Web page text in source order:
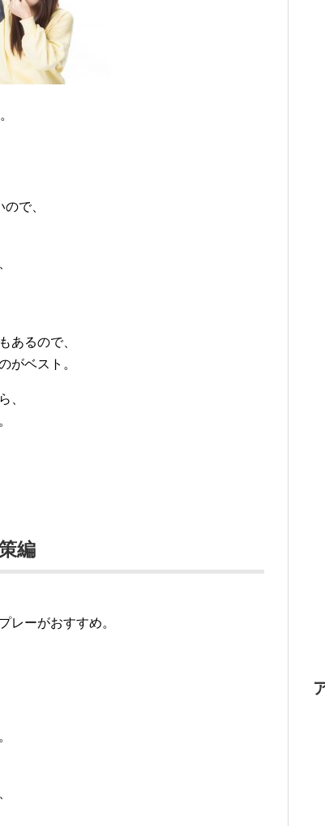
で、
あるので、
がベスト。
、
編
レーがおすすめ。